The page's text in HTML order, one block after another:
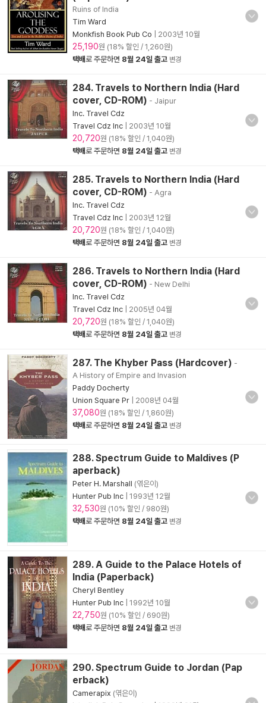
Ruins of India
Tim Ward
Monkfish Book Pub Co
2003년 10월
25,190원 (18% 할인 / 1,260원)
택배로 주문하면 8월 24일 출고 변경
284. Travels to Northern India (Hard
cover, CD-ROM) - Jaipur
Inc. Travel Cdz
Travel Cdz Inc
2003년 10월
20,720원 (18% 할인 / 1,040원)
택배로 주문하면 8월 24일 출고 변경
285. Travels to Northern India (Hard
cover, CD-ROM) - Agra
Inc. Travel Cdz
Travel Cdz Inc
2003년 12월
20,720원 (18% 할인 / 1,040원)
택배로 주문하면 8월 24일 출고 변경
286. Travels to Northern India (Hard
cover, CD-ROM) - New Delhi
Inc. Travel Cdz
Travel Cdz Inc
2005년 04월
20,720원 (18% 할인 / 1,040원)
택배로 주문하면 8월 24일 출고 변경
287. The Khyber Pass (Hardcover) -
A History of Empire and Invasion
Paddy Docherty
Union Square Pr
2008년 04월
37,080원 (18% 할인 / 1,860원)
택배로 주문하면 8월 24일 출고 변경
288. Spectrum Guide to Maldives (P
aperback)
Peter H. Marshall (엮은이)
Hunter Pub Inc
1993년 12월
32,530원 (10% 할인 / 980원)
택배로 주문하면 8월 24일 출고 변경
289. A Guide to the Palace Hotels of
India (Paperback)
Cheryl Bentley
Hunter Pub Inc
1992년 10월
22,750원 (10% 할인 / 690원)
택배로 주문하면 8월 24일 출고 변경
290. Spectrum Guide to Jordan (Pap
erback)
Camerapix (엮은이)